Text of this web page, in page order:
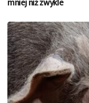
mniej niż zwykle